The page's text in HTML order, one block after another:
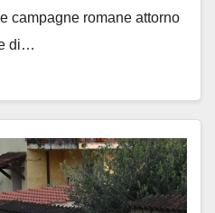
campagne romane attorno
di…